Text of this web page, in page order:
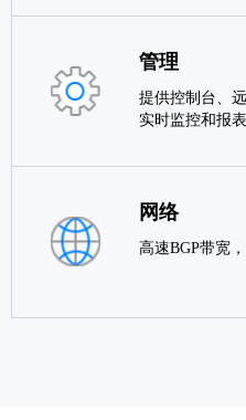
管理
提供控制台、
实时监控和报
网络
高速BGP带宽